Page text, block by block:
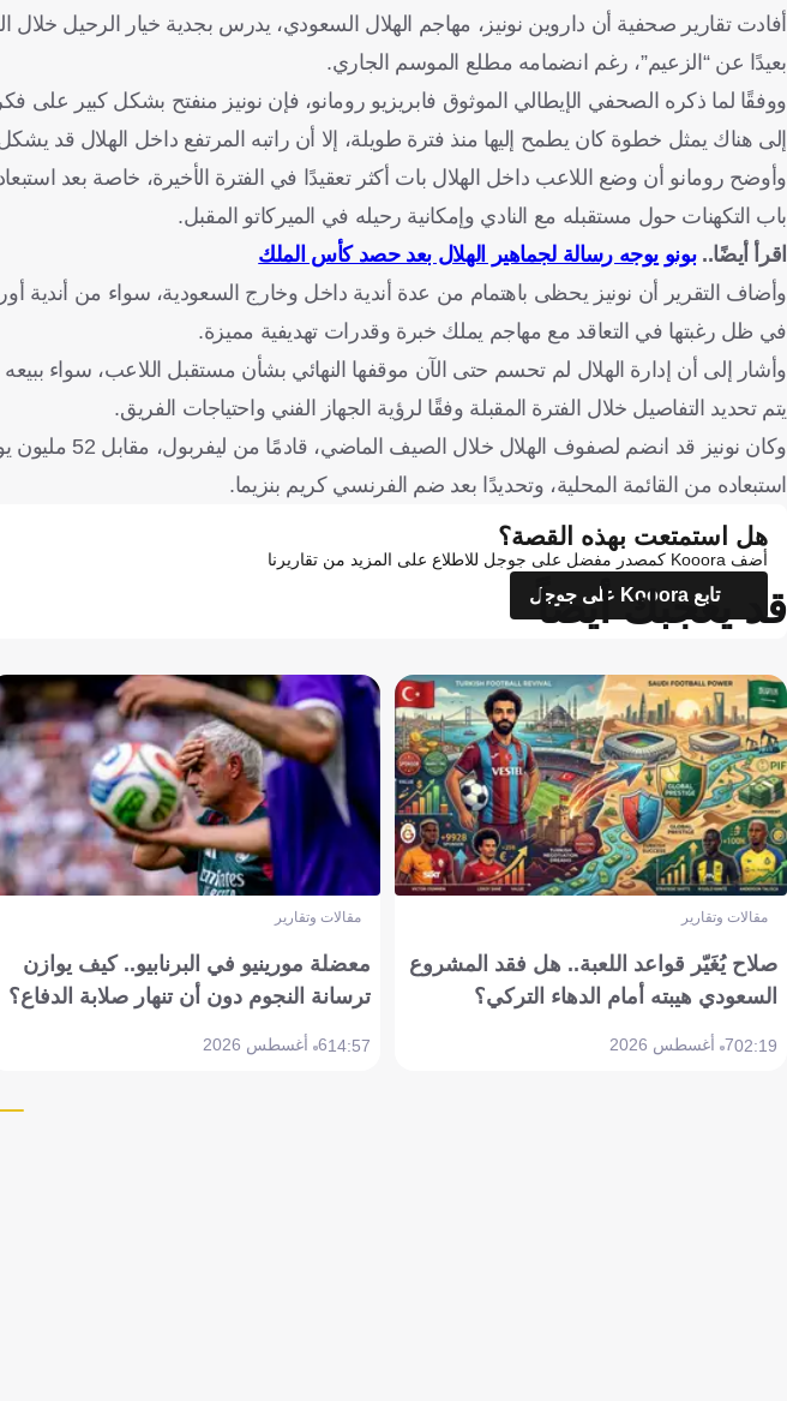
أفادت تقارير صحفية أن داروين نونيز، مهاجم الهلال السعودي، يدرس بجدية خيار الرحيل
بعيدًا عن “الزعيم”، رغم انضمامه مطلع الموسم الجاري.
ووفقًا لما ذكره الصحفي الإيطالي الموثوق فابريزيو رومانو، فإن نونيز منفتح بشكل كبير على
إلى هناك يمثل خطوة كان يطمح إليها منذ فترة طويلة، إلا أن راتبه المرتفع داخل الهلال قد
وأوضح رومانو أن وضع اللاعب داخل الهلال بات أكثر تعقيدًا في الفترة الأخيرة، خاصة بعد
باب التكهنات حول مستقبله مع النادي وإمكانية رحيله في الميركاتو المقبل.
اقرأ أيضًا..بونو يوجه رسالة لجماهير الهلال بعد حصد كأس الملك
وأضاف التقرير أن نونيز يحظى باهتمام من عدة أندية داخل وخارج السعودية، سواء من
في ظل رغبتها في التعاقد مع مهاجم يملك خبرة وقدرات تهديفية مميزة.
وأشار إلى أن إدارة الهلال لم تحسم حتى الآن موقفها النهائي بشأن مستقبل اللاعب، سواء
يتم تحديد التفاصيل خلال الفترة المقبلة وفقًا لرؤية الجهاز الفني واحتياجات الفريق.
وكان نونيز قد
استبعاده من القائمة المحلية، وتحديدًا بعد ضم الفرنسي كريم بنزيما.
هل استمتعت بهذه القصة؟
أضف Kooora كمصدر مفضل على جوجل للاطلاع على المزيد من تقاريرنا
تابع Kooora على جوجل
قد يعجبك أيضاً
مقالات وتقارير
صلاح يُغَيّر قواعد اللعبة.. هل فقد المشروع
السعودي هيبته أمام الدهاء التركي؟
02:197 أغسطس 2026
مقالات وتقارير
معضلة مورينيو في البرنابيو.. كيف يوازن
ترسانة النجوم دون أن تنهار صلابة الدفاع؟
14:576 أغسطس 2026